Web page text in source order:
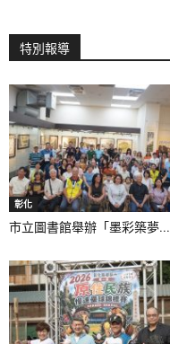
特別報導
彰化
市立圖書館舉辦「墨彩築夢...